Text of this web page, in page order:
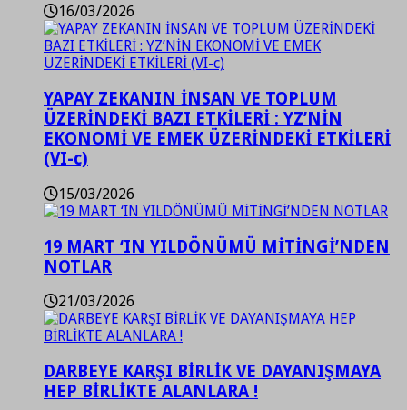
16/03/2026
YAPAY ZEKANIN İNSAN VE TOPLUM
ÜZERİNDEKİ BAZI ETKİLERİ : YZ’NİN
EKONOMİ VE EMEK ÜZERİNDEKİ ETKİLERİ
(VI-c)
15/03/2026
19 MART ‘IN YILDÖNÜMÜ MİTİNGİ’NDEN
NOTLAR
21/03/2026
DARBEYE KARŞI BİRLİK VE DAYANIŞMAYA
HEP BİRLİKTE ALANLARA !